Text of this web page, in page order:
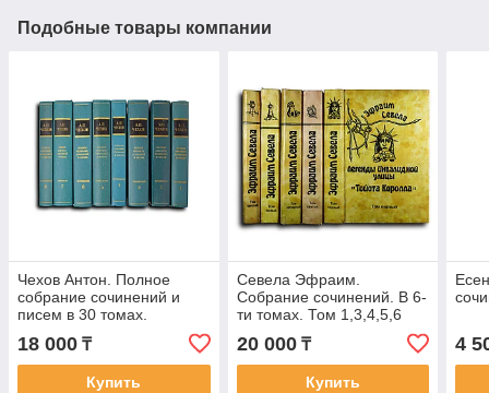
Подобные товары компании
Чехов Антон. Полное
собрание сочинений и
писем в 30 томах.
Сочинения в 18 томах.
Комплект
18 000 ₸
Купить
Севела Эфраим.
Собрание сочинений. В 6-
ти томах. Том 1,3,4,5,6
20 000₸
Купить
4